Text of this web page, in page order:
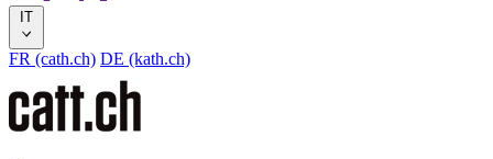
IT
FR (cath.ch) DE (kath.ch)